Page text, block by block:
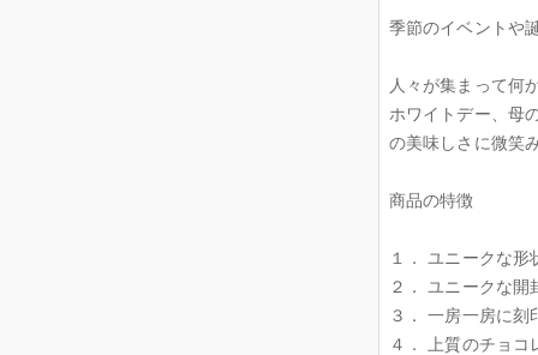
季節のイベントや
人々が集まって何
ホワイトデー、母
の美味しさに微笑
商品の特徴
１． ユニークな形
２． ユニークな開
３． 一房一房に刻
４． 上質のチョ